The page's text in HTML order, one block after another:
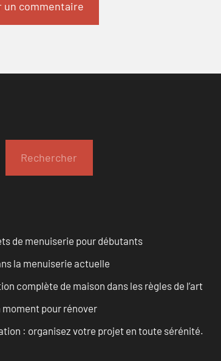
Rechercher
de menuiserie pour débutants
la menuiserie actuelle
complète de maison dans les règles de l’art
moment pour rénover
: organisez votre projet en toute sérénité.